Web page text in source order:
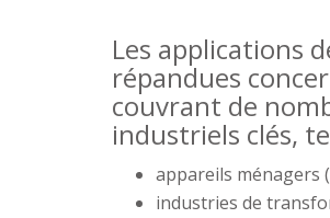
Les applications
répandues
couvrant de
industriels clés,
appareils ménagers
industries de